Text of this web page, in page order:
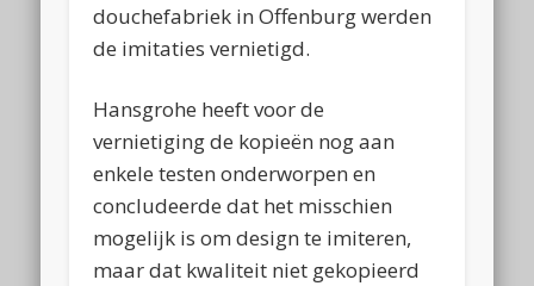
douchefabriek in Offenburg werden
de imitaties vernietigd.
Hansgrohe heeft voor de
vernietiging de kopieën nog aan
enkele testen onderworpen en
concludeerde dat het misschien
mogelijk is om design te imiteren,
maar dat kwaliteit niet gekopieerd